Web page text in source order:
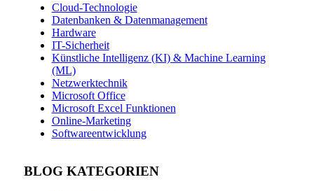
Cloud-Technologie
Datenbanken & Datenmanagement
Hardware
IT-Sicherheit
Künstliche Intelligenz (KI) & Machine Learning
(ML)
Netzwerktechnik
Microsoft Office
Microsoft Excel Funktionen
Online-Marketing
Softwareentwicklung
BLOG KATEGORIEN